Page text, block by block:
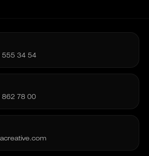
555 34 54
862 78 00